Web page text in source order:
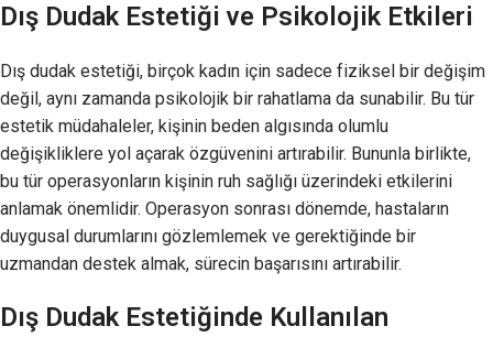
Dış Dudak Estetiği ve Psikolojik Etkileri
Dış dudak estetiği, birçok kadın için sadece fiziksel bir değişim
değil, aynı zamanda psikolojik bir rahatlama da sunabilir. Bu tür
estetik müdahaleler, kişinin beden algısında olumlu
değişikliklere yol açarak özgüvenini artırabilir. Bununla birlikte,
bu tür operasyonların kişinin ruh sağlığı üzerindeki etkilerini
anlamak önemlidir. Operasyon sonrası dönemde, hastaların
duygusal durumlarını gözlemlemek ve gerektiğinde bir
uzmandan destek almak, sürecin başarısını artırabilir.
Dış Dudak Estetiğinde Kullanılan